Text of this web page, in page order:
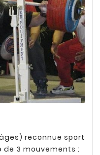
reconnue sport
de 3 mouvements :